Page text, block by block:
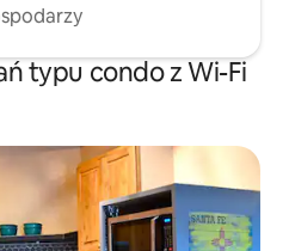
typu condo z Wi-Fi